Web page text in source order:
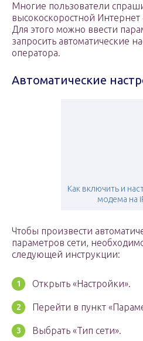
Многие пользователи
высокоскоростной
Для этого можно ввести
запросить автоматические
оператора.
Автоматические
Как включить и
модема на
Чтобы произвести
параметров сети,
следующей инструкции:
Открыть «Настройки».
Перейти в пункт
Выбрать «Тип сети».